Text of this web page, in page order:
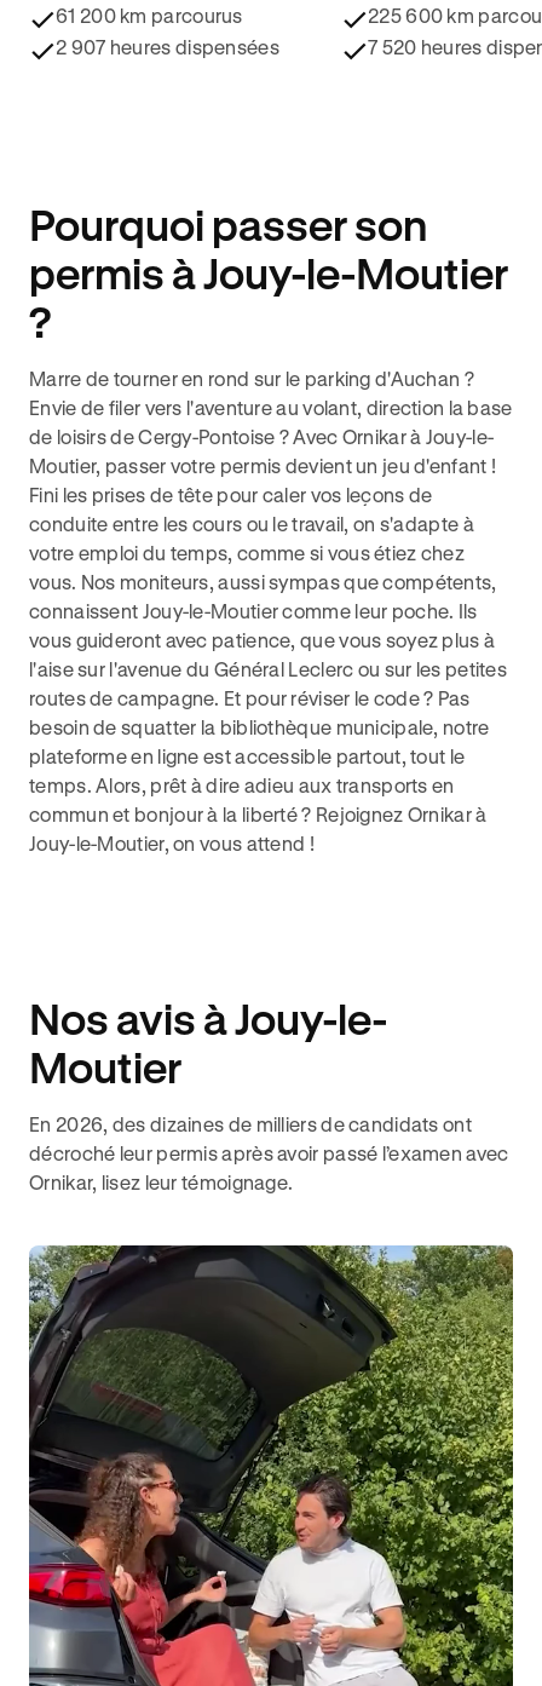
61 200 km parcourus
2 907 heures dispensées
225 600 km
7 520 heures
Pourquoi passer son
permis à Jouy-le-Moutier
?
Marre de tourner en rond sur le parking d'Auchan ?
Envie de filer vers l'aventure au volant, direction la base
de loisirs de Cergy-Pontoise ? Avec Ornikar à Jouy-le-
Moutier, passer votre permis devient un jeu d'enfant !
Fini les prises de tête pour caler vos leçons de
conduite entre les cours ou le travail, on s'adapte à
votre emploi du temps, comme si vous étiez chez
vous. Nos moniteurs, aussi sympas que compétents,
connaissent Jouy-le-Moutier comme leur poche. Ils
vous guideront avec patience, que vous soyez plus à
l'aise sur l'avenue du Général Leclerc ou sur les petites
routes de campagne. Et pour réviser le code ? Pas
besoin de squatter la bibliothèque municipale, notre
plateforme en ligne est accessible partout, tout le
temps. Alors, prêt à dire adieu aux transports en
commun et bonjour à la liberté ? Rejoignez Ornikar à
Jouy-le-Moutier, on vous attend !
Nos avis à Jouy-le-
Moutier
En 2026, des dizaines de milliers de candidats ont
décroché leur permis après avoir passé l’examen avec
Ornikar, lisez leur témoignage.